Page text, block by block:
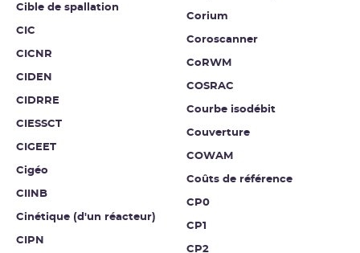
Cible de spallation
CIC
CICNR
CIDEN
CIDRRE
CIESSCT
CIGEET
Cigéo
CIINB
Cinétique (d'un réacteur)
CIPN
Corium
Coroscanner
CoRWM
COSRAC
Courbe isodébit
Couverture
COWAM
Coûts de référence
CP0
CP1
CP2